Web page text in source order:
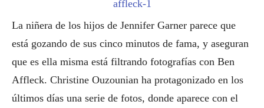
La niñera de los hijos de Jennifer Garner parece que
está gozando de sus cinco minutos de fama, y aseguran
que es ella misma está filtrando fotografías con Ben
Affleck. Christine Ouzounian ha protagonizado en los
últimos días una serie de fotos, donde aparece con el